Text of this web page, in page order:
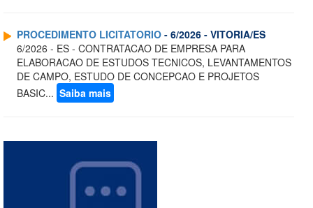
PROCEDIMENTO LICITATORIO - 6/2026 - VITORIA/ES
6/2026 - ES - CONTRATACAO DE EMPRESA PARA
ELABORACAO DE ESTUDOS TECNICOS, LEVANTAMENTOS
DE CAMPO, ESTUDO DE CONCEPCAO E PROJETOS
BASIC... Saiba mais